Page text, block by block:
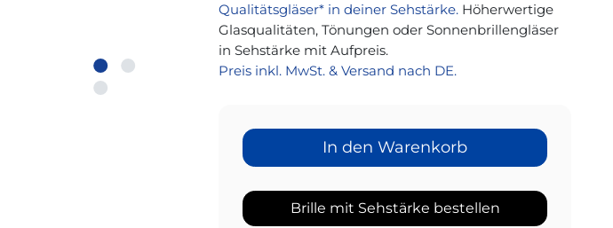
Qualitätsgläser* in deiner Sehstärke. Höherwertige
Glasqualitäten, Tönungen oder Sonnenbrillengläser
in Sehstärke mit Aufpreis.
Preis inkl. MwSt. & Versand nach DE.
In den Warenkorb
Brille mit Sehstärke bestellen